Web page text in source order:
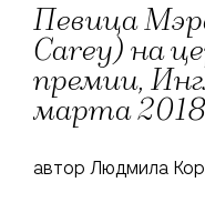
Певица
Carey) на
премии,
марта
автор Людмила